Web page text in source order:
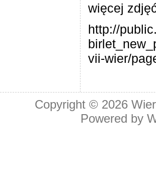
więcej
http://
vii-wier/
Copyright © 2026
Powered by